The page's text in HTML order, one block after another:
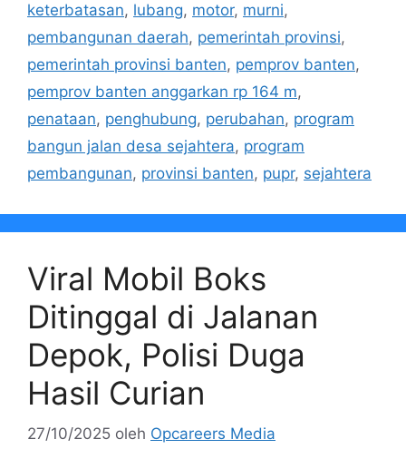
keterbatasan, lubang, motor, murni,
pembangunan daerah, pemerintah provinsi,
pemerintah provinsi banten, pemprov banten,
pemprov banten anggarkan rp 164 m,
penataan, penghubung, perubahan, program
bangun jalan desa sejahtera, program
pembangunan, provinsi banten, pupr, sejahtera
Viral Mobil Boks
Ditinggal di Jalanan
Depok, Polisi Duga
Hasil Curian
27/10/2025 oleh Opcareers Media